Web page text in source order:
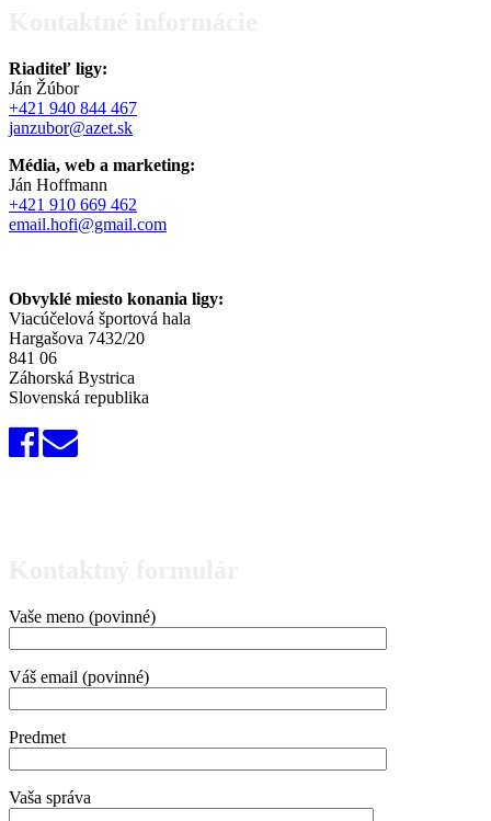
Riaditeľ ligy:
Ján Žúbor
+421 940 844 467
janzubor@azet.sk
Média, web a marketing:
Ján Hoffmann
+421 910 669 462
email.hofi@gmail.com
Obvyklé miesto konania ligy:
Viacúčelová športová hala
Hargašova 7432/20
841 06
Záhorská Bystrica
Slovenská republika
Vaše meno (povinné)
Váš email (povinné)
Predmet
Vaša správa